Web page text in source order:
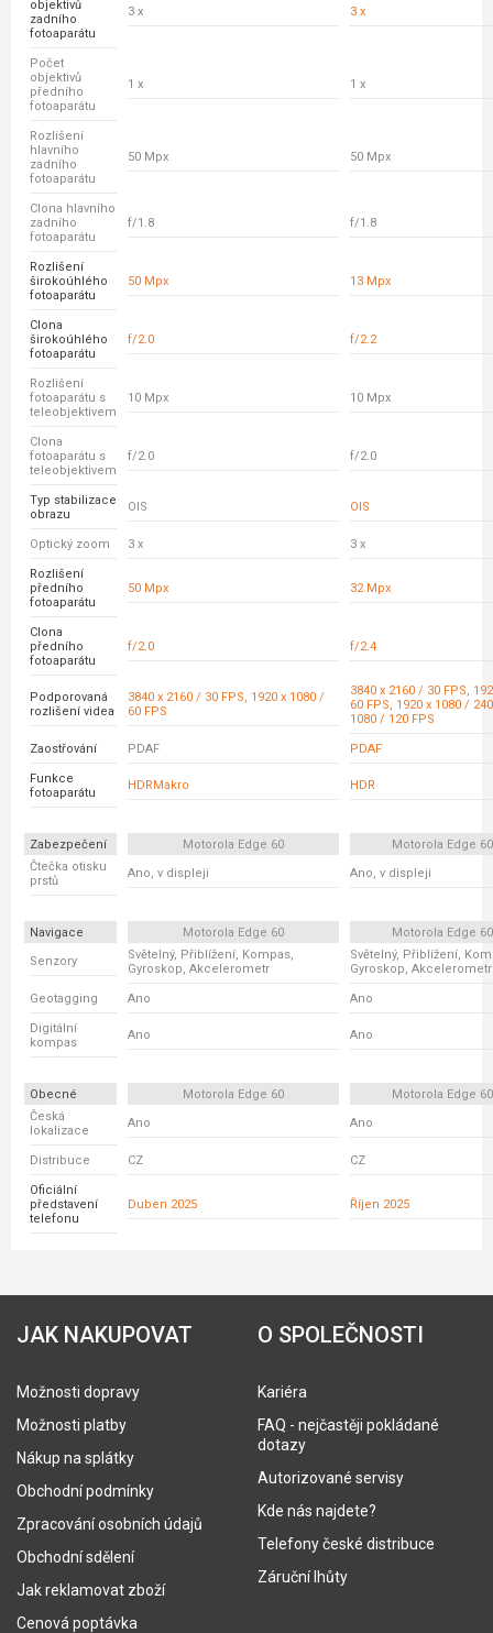
objektivů
zadního
fotoaparátu
3 x 3 x
Počet
objektivů
předního
fotoaparátu
1 x 1 x
Rozlišení
hlavního
zadního
fotoaparátu
50 Mpx 50 Mpx
Clona hlavního
zadního
fotoaparátu
f/1.8 f/1.8
Rozlišení
širokoúhlého
fotoaparátu
50 Mpx 13 Mpx
Clona
širokoúhlého
fotoaparátu
f/2.0 f/2.2
Rozlišení
fotoaparátu s
teleobjektivem
10 Mpx 10 Mpx
Clona
fotoaparátu s
teleobjektivem
f/2.0 f/2.0
Typ stabilizace
obrazu
OIS OIS
Optický zoom 3 x 3 x
Rozlišení
předního
fotoaparátu
50 Mpx 32 Mpx
Clona
předního
fotoaparátu
f/2.0 f/2.4
Podporovaná
rozlišení videa
3840 x 2160 / 30 FPS, 1920 x 1080 /
60 FPS
3840 x 2160 / 30 FPS,
60 FPS, 1920 x 1080 /
1080 / 120 FPS
Zaostřování PDAF PDAF
Funkce
fotoaparátu
HDRMakro HDR
Zabezpečení Motorola Edge 60
Motorola Edge
Čtečka otisku
prstů
Ano, v displeji Ano, v displeji
Navigace Motorola Edge 60
Motorola Edge
Senzory
Světelný, Přiblížení, Kompas,
Gyroskop, Akcelerometr
Světelný, Přiblížení,
Gyroskop, Akcelerometr
Geotagging Ano Ano
Digitální
kompas
Ano Ano
Obecné Motorola Edge 60
Motorola Edge
Česká
lokalizace
Ano Ano
Distribuce CZ CZ
Oficiální
představení
telefonu
Duben 2025 Říjen 2025
JAK NAKUPOVAT
Možnosti dopravy
Možnosti platby
Nákup na splátky
Obchodní podmínky
Zpracování osobních údajů
Obchodní sdělení
Jak reklamovat zboží
Cenová poptávka
O SPOLEČNOSTI
Kariéra
FAQ - nejčastěji pokládané
dotazy
Autorizované servisy
Kde nás najdete?
Telefony české distribuce
Záruční lhůty